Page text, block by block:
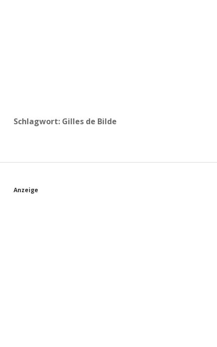
Schlagwort: Gilles de Bilde
S
Anzeige